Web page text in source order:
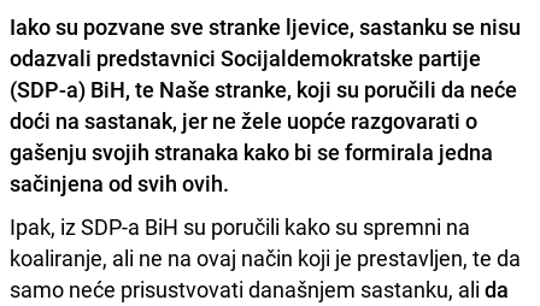
Iako su pozvane sve stranke ljevice, sastanku se nisu
odazvali predstavnici Socijaldemokratske partije
(SDP-a) BiH, te Naše stranke, koji su poručili da neće
doći na sastanak, jer ne žele uopće razgovarati o
gašenju svojih stranaka kako bi se formirala jedna
sačinjena od svih ovih.
Ipak, iz SDP-a BiH su poručili kako su spremni na
koaliranje, ali ne na ovaj način koji je prestavljen, te da
samo neće prisustvovati današnjem sastanku, ali da